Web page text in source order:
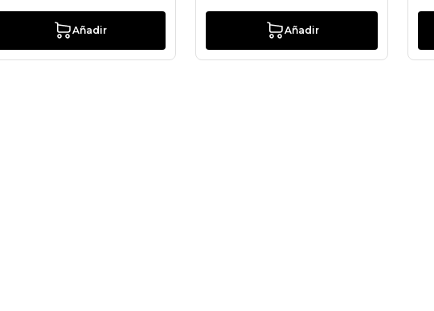
Añadir Añadir
lista de deseos Guantes Black en nitrilo S